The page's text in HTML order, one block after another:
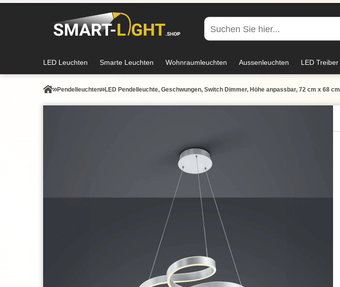
LED Leuchten Smarte Leuchten Wohnraumleuchten Aussenleuchten LED Treiber
Pendel­leuchten LED Pendelleuchte, Geschwungen, Switch Dimmer, Höhe anpassbar, 72 cm x 68 cm